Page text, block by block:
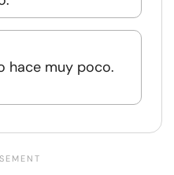
hace muy poco.